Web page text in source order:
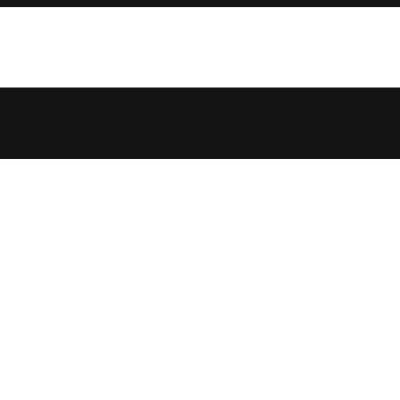
nebo špatná?
Nízký vs.